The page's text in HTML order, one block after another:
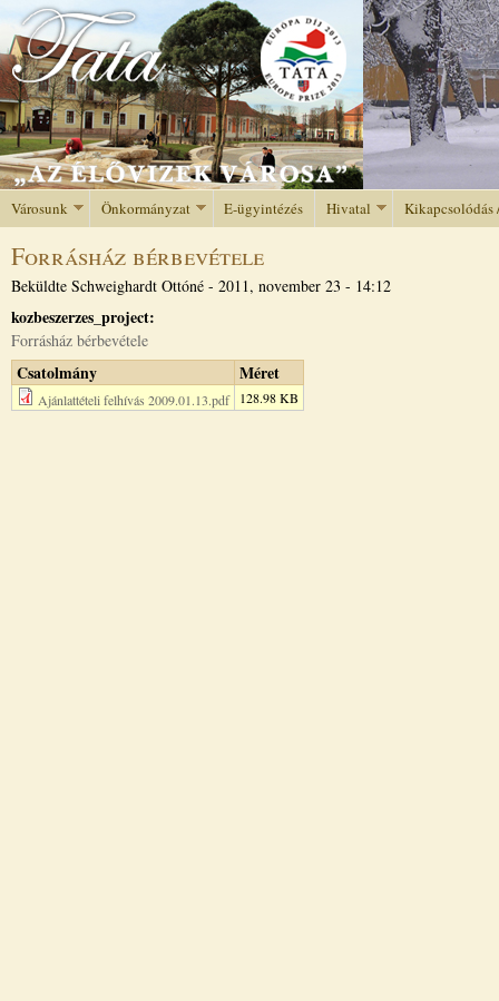
Jump to navigation
Városunk Önkormányzat E-ügyintézés Hivatal Kikapcsolódás
Forrásház bérbevétele
Beküldte Schweighardt Ottóné - 2011, november 23 - 14:12
kozbeszerzes_project:
Forrásház bérbevétele
Csatolmány Méret
Ajánlattételi felhívás 2009.01.13.pdf 128.98 KB